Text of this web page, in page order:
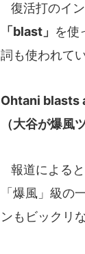
復活打のイン
「blast」 を使
詞も使われて
Ohtani blasts
（大谷が爆風
報道による
「爆風」級の
ンもビックリ